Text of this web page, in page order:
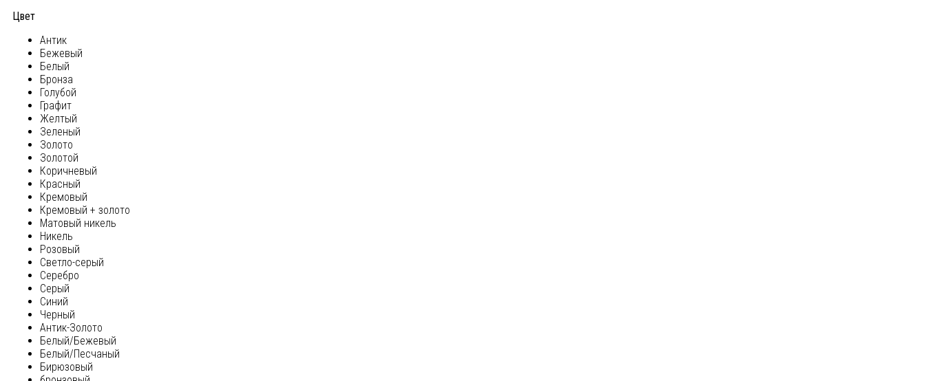
Цвет
Антик
Бежевый
Белый
Бронза
Голубой
Графит
Желтый
Зеленый
Золото
Золотой
Коричневый
Красный
Кремовый
Кремовый + золото
Матовый никель
Никель
Розовый
Светло-серый
Серебро
Серый
Синий
Черный
Антик-Золото
Белый/Бежевый
Белый/Песчаный
Бирюзовый